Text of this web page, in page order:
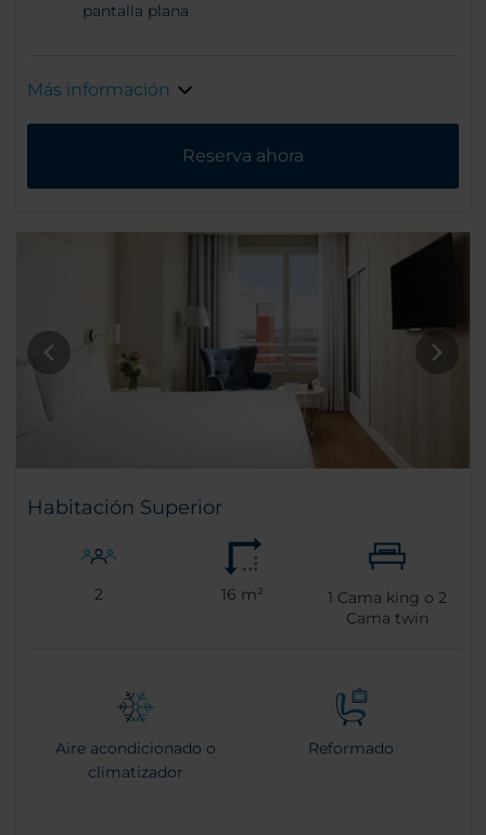
pantalla plana
Más información
Reserva ahora
Habitación Superior
2 16 m² 1 Cama king o 2
Cama twin
Aire acondicionado o
climatizador
Reformado